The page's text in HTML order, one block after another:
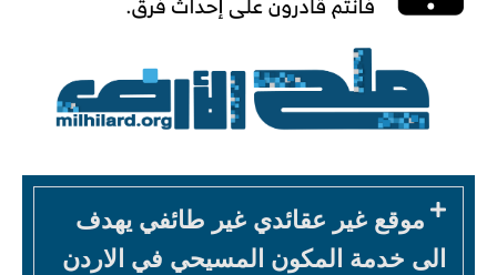
موقع غير عقائدي غير طائفي يهدف
الى خدمة المكون المسيحي في الاردن